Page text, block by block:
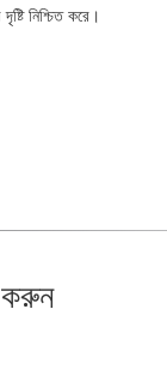
নিশ্চিত করে।
করুন